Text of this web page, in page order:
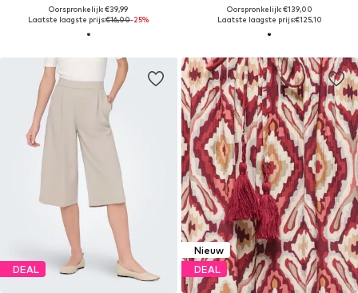
Oorspronkelijk: €39,99
Laatste laagste prijs:€16,00-25%
Oorspronkelijk: €139,00
Laatste laagste prijs:€125,10
DEAL
Nieuw
DEAL